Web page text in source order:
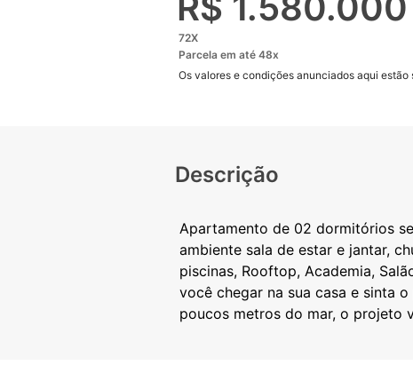
72X
Parcela em até 48x
Os valores e condições anunciados aqui estão
Descrição
Apartamento de 02 dormitórios
ambiente sala de estar e jantar,
piscinas, Rooftop, Academia,
você chegar na sua casa e sinta